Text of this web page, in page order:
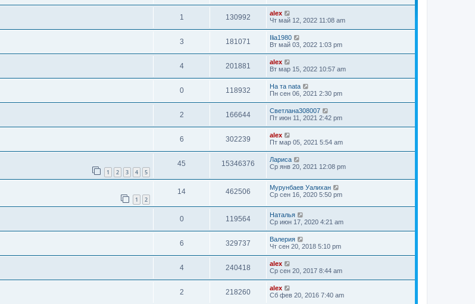
1 130992
alex
Чт май 12, 2022 11:08 am
3 181071
Ilia1980
Вт май 03, 2022 1:03 pm
4 201881
alex
Вт мар 15, 2022 10:57 am
0 118932
На та nata
Пн сен 06, 2021 2:30 pm
2 166644
Светлана308007
Пт июн 11, 2021 2:42 pm
6 302239
alex
Пт мар 05, 2021 5:54 am
1 2 3 4 5
45 15346376
Лариса
Ср янв 20, 2021 12:08 pm
1 2
14 462506
Мурунбаев Уалихан
Ср сен 16, 2020 5:50 pm
0 119564
Наталья
Ср июн 17, 2020 4:21 am
6 329737
Валерия
Чт сен 20, 2018 5:10 pm
4 240418
alex
Ср сен 20, 2017 8:44 am
2 218260
alex
Сб фев 20, 2016 7:40 am